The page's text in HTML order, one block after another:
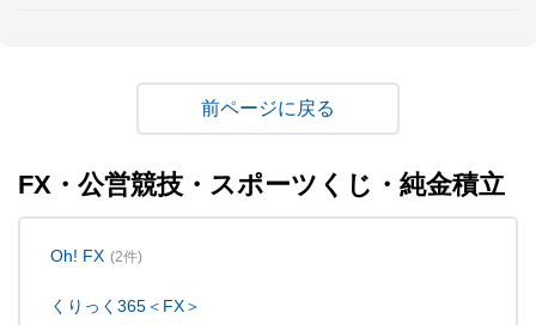
戻る
FX・公営競技・スポーツくじ・純金積立
Oh! FX (2件)
くりっく365＜FX＞